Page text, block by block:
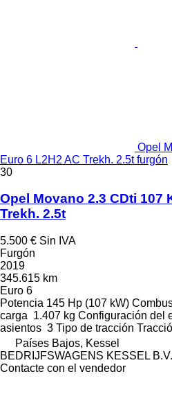
Opel
Euro 6 L2H2 AC Trekh. 2.5t furgón
30
Opel Movano 2.3 CDti 107
Trekh. 2.5t
5.500 € Sin IVA
Furgón
2019
345.615 km
Euro 6
Potencia 145 Hp (107 kW)
carga 1.407 kg Configuración del
asientos 3 Tipo de tracción
Países Bajos, Kessel
BEDRIJFSWAGENS KESSEL B.V.
Contacte con el vendedor